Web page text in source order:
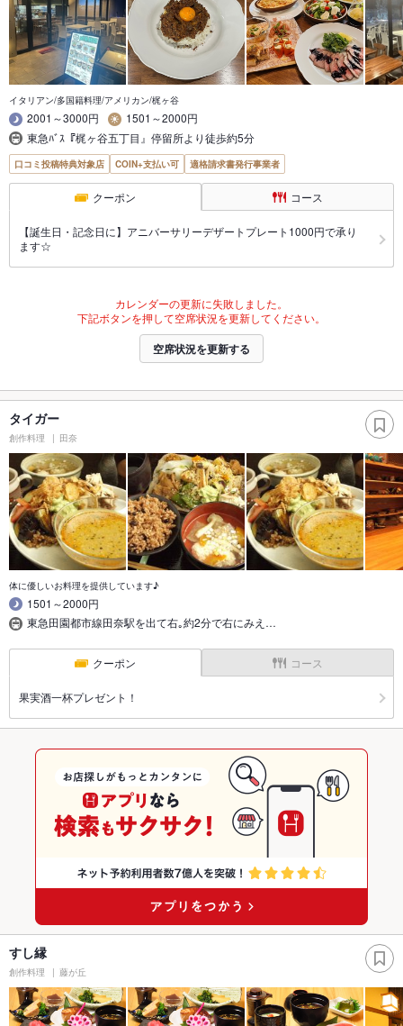
イタリアン/多国籍料理/アメリカン/梶ヶ谷
2001～3000円
1501～2000円
東急ﾊﾞｽ『梶ヶ谷五丁目』停留所より徒歩約5分
口コミ投稿特典対象店 COIN+支払い可 適格請求書発行事業者
クーポン コース
【誕生日・記念日に】アニバーサリーデザートプレート1000円で承り
ます☆
カレンダーの更新に失敗しました。
下記ボタンを押して空席状況を更新してください。
空席状況を更新する
タイガー
創作料理 田奈
体に優しいお料理を提供しています♪
1501～2000円
東急田園都市線田奈駅を出て右｡約2分で右にみえ…
クーポン コース
果実酒一杯プレゼント！
すし縁
創作料理 藤が丘